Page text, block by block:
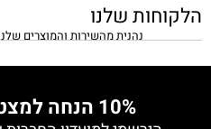
הלקוחות שלנו
נהנית מהשירות והמוצרים
10% הנחה למצטרפות חדשות!